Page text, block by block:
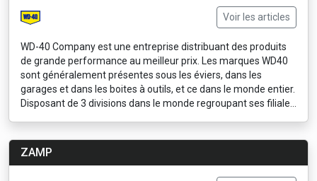
Voir les articles
WD-40 Company est une entreprise distribuant des produits
de grande performance au meilleur prix. Les marques WD40
sont généralement présentes sous les éviers, dans les
garages et dans les boites à outils, et ce dans le monde entier.
Disposant de 3 divisions dans le monde regroupant ses filiale...
ZAMP